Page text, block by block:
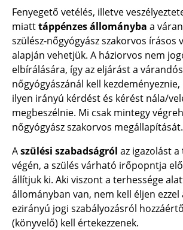
Fenyegető vetélés, illetve
miatttáppénzes állományba a
szülész-nőgyógyász szakorvos írásos
alapján vehetjük. A háziorvos nem
elbírálására, így az eljárást a
nőgyógyászánál kell
ilyen irányú kérdést és kérést nála/
megbeszélnie. Mi csak mintegy
nőgyógyász szakorvos megállapítását.
Aszülési szabadságról az igazolást
végén, a szülés várható irőpopntja
állítjuk ki. Aki viszont a terhessége
állományban van, nem kell éljen ezzel
ezirányú jogi szabályozásról
(könyvelő) kell értekezzenek.